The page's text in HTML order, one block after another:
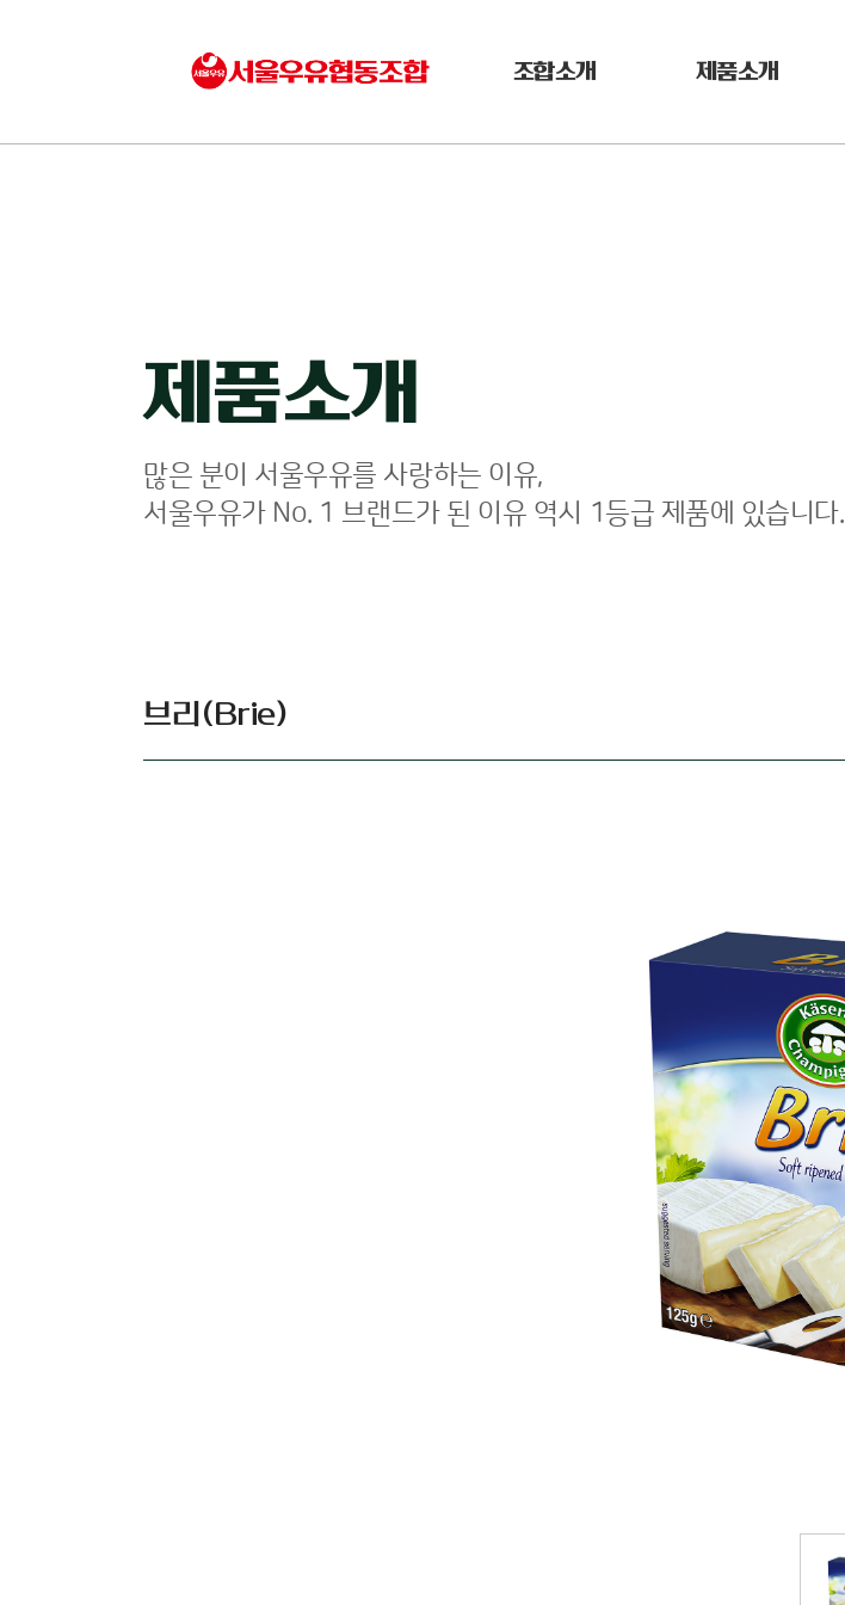
조합소개 제품소개
제품소개
많은 분이 서울우유를 사랑하는 이유,
서울우유가 No. 1 브랜드가 된 이유 역시 1등급 제품에 있습니다.
브리(Brie)